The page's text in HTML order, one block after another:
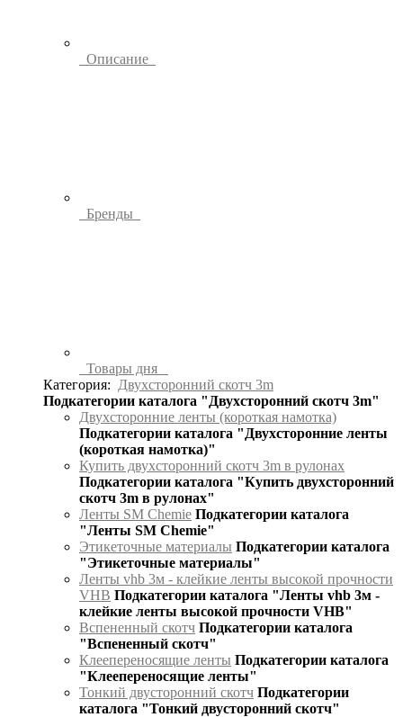
Описание
Бренды
Товары дня
Категория:
Двухсторонний скотч 3m
Подкатегории каталога "Двухсторонний скотч 3m"
Двухсторонние ленты (короткая намотка)
Подкатегории каталога "Двухсторонние ленты
(короткая намотка)"
Купить двухсторонний скотч 3m в рулонах
Подкатегории каталога "Купить двухсторонний
скотч 3m в рулонах"
Ленты SM Chemie Подкатегории каталога
"Ленты SM Chemie"
Этикеточные материалы Подкатегории каталога
"Этикеточные материалы"
Ленты vhb 3м - клейкие ленты высокой прочности
VHB Подкатегории каталога "Ленты vhb 3м -
клейкие ленты высокой прочности VHB"
Вспененный скотч Подкатегории каталога
"Вспененный скотч"
Клеепереносящие ленты Подкатегории каталога
"Клеепереносящие ленты"
Тонкий двусторонний скотч Подкатегории
каталога "Тонкий двусторонний скотч"